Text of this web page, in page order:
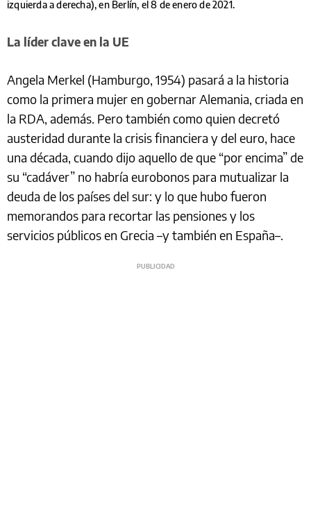
izquierda a derecha), en Berlín, el 8 de enero de 2021.
La líder clave en la UE
Angela Merkel (Hamburgo, 1954) pasará a la historia
como la primera mujer en gobernar Alemania, criada en
la RDA, además. Pero también como quien decretó
austeridad durante la crisis financiera y del euro, hace
una década, cuando dijo aquello de que “por encima” de
su “cadáver” no habría eurobonos para mutualizar la
deuda de los países del sur: y lo que hubo fueron
memorandos para recortar las pensiones y los
servicios públicos en Grecia –y también en España–.